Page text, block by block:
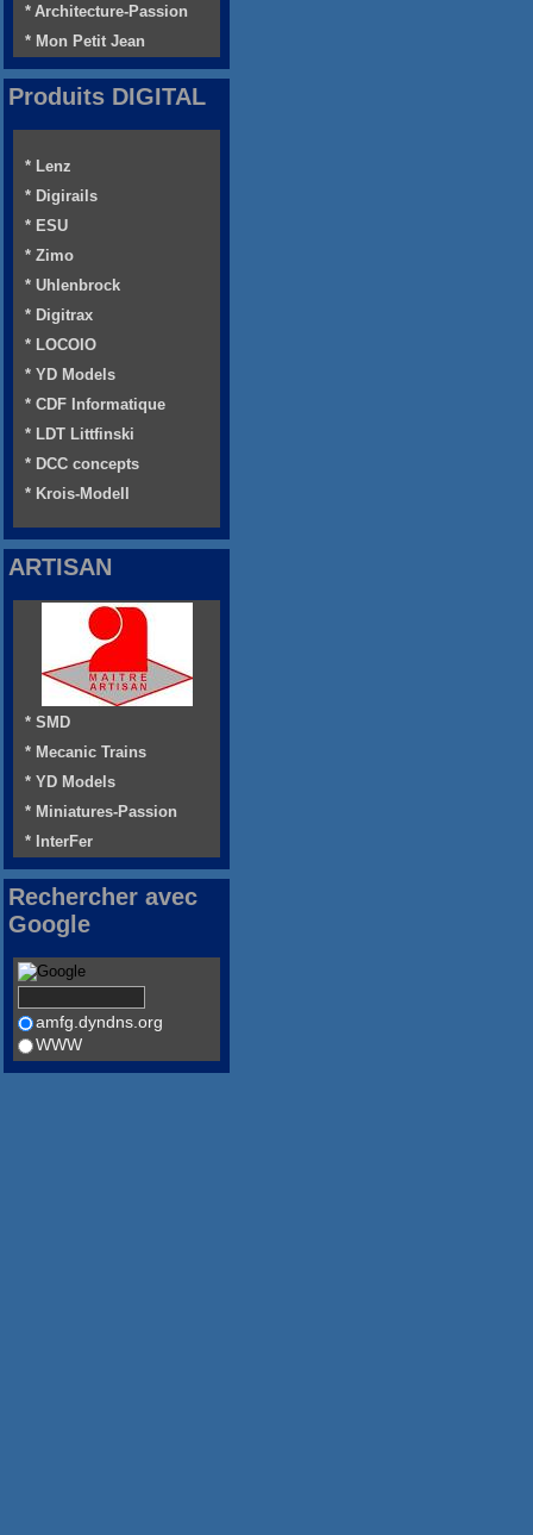
* Architecture-Passion
* Mon Petit Jean
Produits DIGITAL
* Lenz
* Digirails
* ESU
* Zimo
* Uhlenbrock
* Digitrax
* LOCOIO
* YD Models
* CDF Informatique
* LDT Littfinski
* DCC concepts
* Krois-Modell
ARTISAN
* SMD
* Mecanic Trains
* YD Models
* Miniatures-Passion
* InterFer
Rechercher avec
Google
amfg.dyndns.org
WWW